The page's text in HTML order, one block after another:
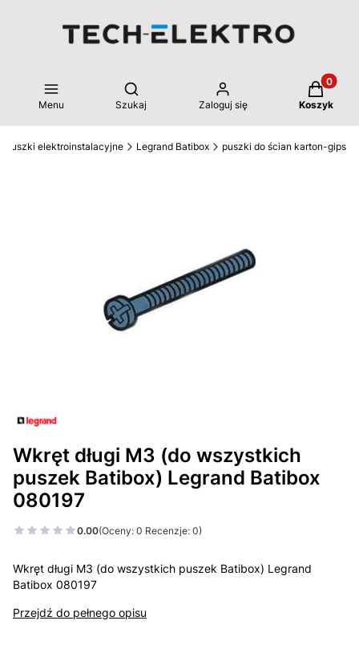
Menu
Otwórz wyszukiwarkę
Szukaj Zaloguj się Koszyk
Puszki elektroinstalacyjne Legrand Batibox puszki do ścian karton-gips
Wkręt długi M3 (do wszystkich
puszek Batibox) Legrand Batibox
080197
0.00(Oceny: 0 Recenzje: 0)
Wkręt długi M3 (do wszystkich puszek Batibox) Legrand
Batibox 080197
Przejdź do pełnego opisu